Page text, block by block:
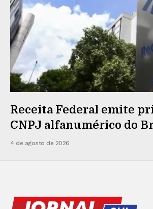
Receita Federal emite
CNPJ alfanumérico do
4 de agosto de 2026